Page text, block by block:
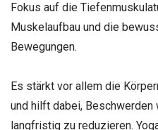
Fokus auf die
Muskelaufbau und die
Bewegungen.
Es stärkt vor allem die
und hilft dabei, Beschwerden
langfristig zu reduzieren.